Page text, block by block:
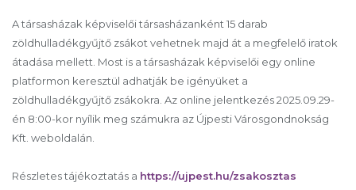
A társasházak képviselői társasházanként 15 darab
zöldhulladékgyűjtő zsákot vehetnek majd át a megfelelő iratok
átadása mellett. Most is a társasházak képviselői egy online
platformon keresztül adhatják be igényüket a
zöldhulladékgyűjtő zsákokra. Az online jelentkezés 2025.09.29-
én 8:00-kor nyílik meg számukra az Újpesti Városgondnokság
Kft. weboldalán.
Részletes tájékoztatás a https://ujpest.hu/zsakosztas